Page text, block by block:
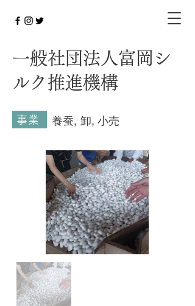
一般社団法人富岡シ
ルク推進機構
事業 養蚕, 卸, 小売